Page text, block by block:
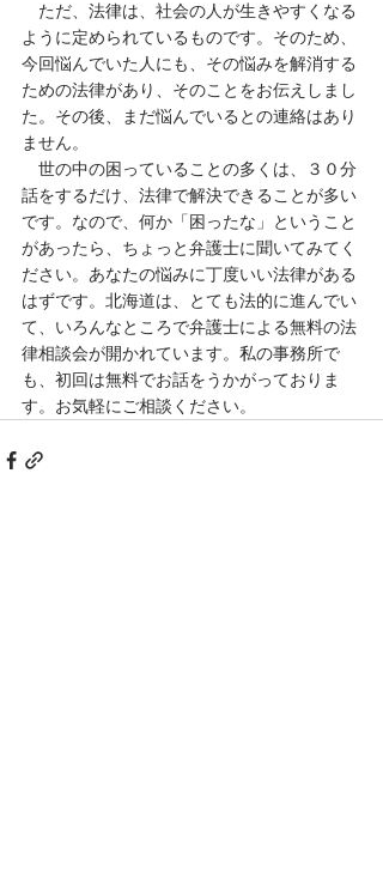
ただ、法律は、社会の人が生きやすくなる
ように定められているものです。そのため、
今回悩んでいた人にも、その悩みを解消する
ための法律があり、そのことをお伝えしまし
た。その後、まだ悩んでいるとの連絡はあり
ません。
世の中の困っていることの多くは、３０分
話をするだけ、法律で解決できることが多い
です。なので、何か「困ったな」ということ
があったら、ちょっと弁護士に聞いてみてく
ださい。あなたの悩みに丁度いい法律がある
はずです。北海道は、とても法的に進んでい
て、いろんなところで弁護士による無料の法
律相談会が開かれています。私の事務所で
も、初回は無料でお話をうかがっておりま
す。お気軽にご相談ください。